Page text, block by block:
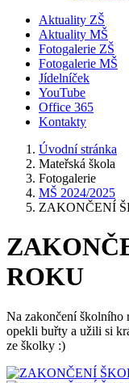
Aktuality ZŠ
Aktuality MŠ
Fotogalerie ZŠ
Fotogalerie MŠ
Jídelníček
YouTube
Office 365
Kontakty
Úvodní stránka
Mateřská škola
Fotogalerie
MŠ 2024/2025
ZAKONČENÍ
ROKU
Na zakončení školního
opekli buřty a užili si
ze školky :)